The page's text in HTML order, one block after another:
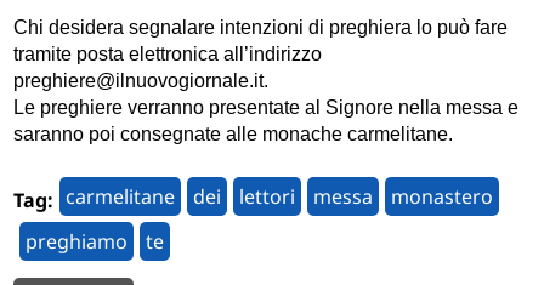
Chi desidera segnalare intenzioni di preghiera lo può fare
tramite posta elettronica all’indirizzo
preghiere@ilnuovogiornale.it.
Le preghiere verranno presentate al Signore nella messa e
saranno poi consegnate alle monache carmelitane.
Tag: carmelitane dei lettori messa
monastero
preghiamo
te